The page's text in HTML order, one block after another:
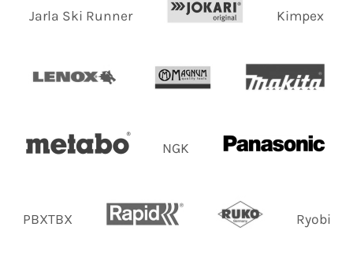
Jarla Ski Runner Kimpex
NGK
PBXTBX Ryobi